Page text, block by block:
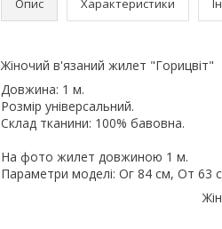
Опис Характеристики
Жіночий в'язаний жилет "Горицвіт"
Довжина: 1 м.
Розмір універсальний.
Склад тканини: 100% бавовна.
На фото жилет довжиною 1 м.
Параметри моделі: Ог 84 см, От 63